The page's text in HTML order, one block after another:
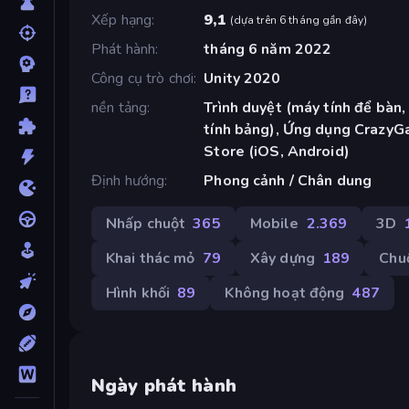
Xếp hạng
9,1 (dựa trên 6 tháng gần đây)
Phát hành
tháng 6 năm 2022
Công cụ trò chơi Unity 2020
nền tảng
Trình duyệt (máy tính để
tính bảng), Ứng dụng
Store (iOS, Android)
Định hướng
Phong cảnh / Chân dung
Nhấp chuột 365 Mobile 2.369 3D
Khai thác mỏ 79 Xây dựng 189
Hình khối 89 Không hoạt động 487
Ngày phát hành